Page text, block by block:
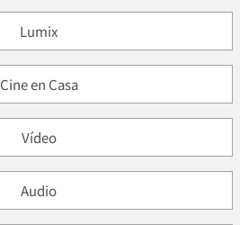
Lumix
Cine en Casa
Vídeo
Audio